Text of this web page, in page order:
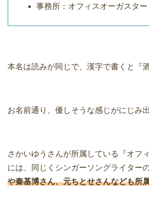
事務所：オフィスオーガスター
本名は読みが同じで、漢字で書くと『
お名前通り、優しそうな感じがにじみ
さかいゆうさんが所属している『オフ
には、同じくシンガーソングライター
や秦基博さん、元ちとせさんなども所